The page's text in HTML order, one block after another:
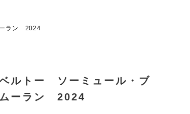
ラン 2024
ルトー ソーミュール・ブ
ーラン 2024